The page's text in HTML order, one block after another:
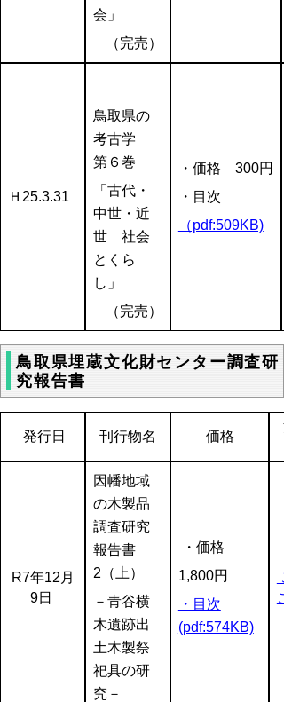
会」
（完売）
Ｈ25.3.31
鳥取県の
考古学
第６巻
「古代・
中世・近
世 社会
とくら
し」
（完売）
・価格 300円
・目次
（pdf:509KB)
鳥取県埋蔵文化財センター調査研
究報告書
発行日 刊行物名 価格
R7年12月
9日
因幡地域
の木製品
調査研究
報告書
2（上）
－青谷横
木遺跡出
土木製祭
祀具の研
究－
・価格
1,800円
・目次
(pdf:574KB)